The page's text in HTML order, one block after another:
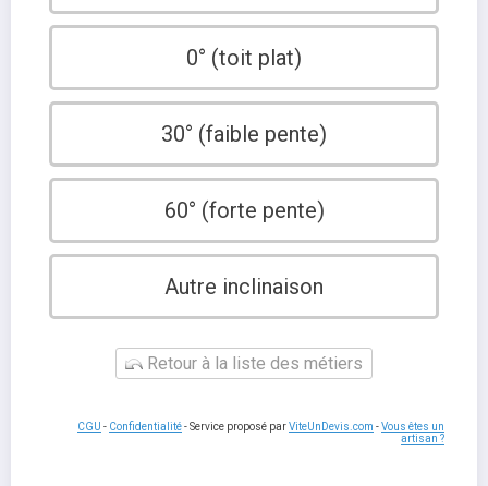
0° (toit plat)
30° (faible pente)
60° (forte pente)
Autre inclinaison
Retour à la liste des métiers
CGU - Confidentialité- Service proposé parViteUnDevis.com -Vous êtes un
artisan ?